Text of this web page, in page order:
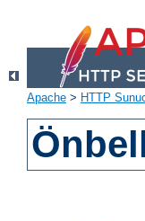
Apache > HTTP